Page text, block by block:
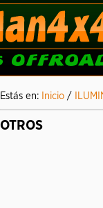
Estás en: Inicio /
OTROS